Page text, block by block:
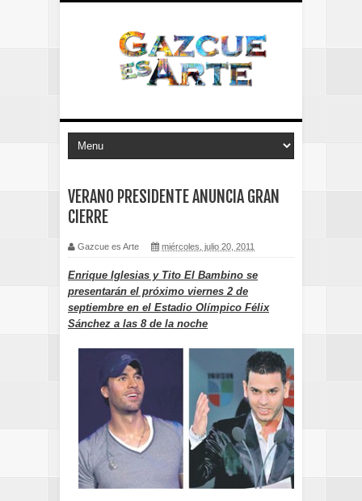
VERANO PRESIDENTE ANUNCIA GRAN
CIERRE
Gazcue es Arte miércoles, julio 20, 2011
Enrique Iglesias y Tito El Bambino se
presentarán el próximo viernes 2 de
septiembre en el Estadio Olímpico Félix
Sánchez a las 8 de la noche